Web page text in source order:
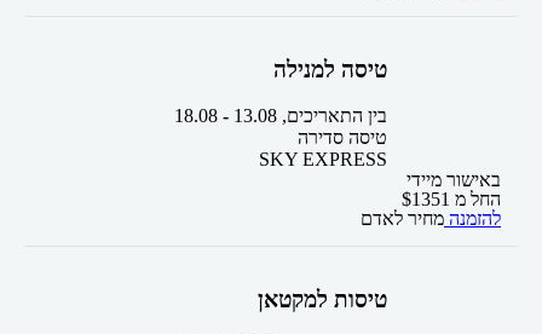
טיסה למנילה
בין התאריכים, -
18.08
טיסה סדירה
SKY EXPRESS
באישור מיידי
החל מ
$1351
להזמנה מחיר לאדם
טיסות למקטאן